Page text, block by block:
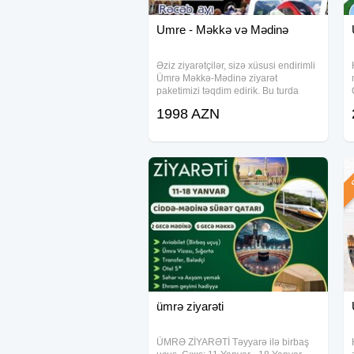
Umre - Məkkə və Mədinə
Əziz ziyarətçilər, sizə xüsusi endirimli
Ümrə Məkkə-Mədinə ziyarət
paketimizi təqdim edirik. Bu turda
təhlükəsiz şəkildə gəzə biləcəksiniz.
1998 AZN
ümrə ziyarəti
ÜMRƏ ZİYARƏTİ Təyyarə ilə birbaş